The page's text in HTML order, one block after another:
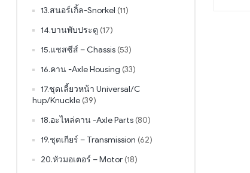
13.สนอร์เกิ้ล-Snorkel (11)
14.บานพับประตู (17)
15.แชสซีส์ – Chassis (53)
16.คาน -Axle Housing (33)
17.ชุดเลี้ยวหน้า Universal/C
hup/Knuckle (39)
18.อะไหล่คาน -Axle Parts (80)
19.ชุดเกียร์ – Transmission (62)
20.หัวมอเตอร์ – Motor (18)